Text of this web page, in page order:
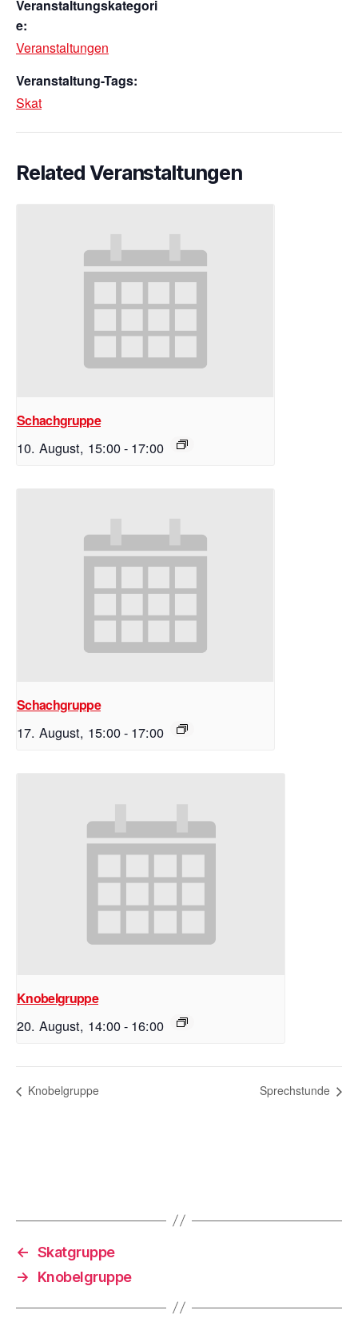
Veranstaltungskategori
e:
Veranstaltungen
Veranstaltung-Tags:
Skat
Related Veranstaltungen
Schachgruppe
10. August, 15:00- 17:00
Schachgruppe
17. August, 15:00- 17:00
Knobelgruppe
20. August, 14:00- 16:00
Knobelgruppe Sprechstunde
← Skatgruppe
→
Knobelgruppe